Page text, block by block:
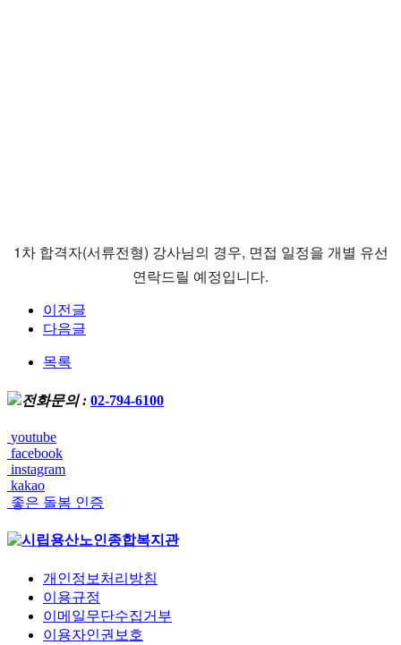
1차 합격자(서류전형) 강사님의 경우, 면접 일정을 개별 유선
연락드릴 예정입니다.
이전글
다음글
목록
전화문의 : 02-794-6100
youtube
facebook
instagram
kakao
좋은 돌봄 인증
개인정보처리방침
이용규정
이메일무단수집거부
이용자인권보호